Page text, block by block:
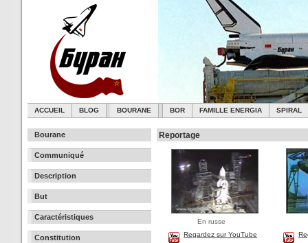
ACCUEIL BLOG BOURANE BOR FAMILLE ENERGIA SPIRAL
Bourane
Communiqué
Description
But
Caractéristiques
Constitution
Reportage
En russe
Regardez sur YouTube